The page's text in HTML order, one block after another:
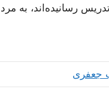
جعفری